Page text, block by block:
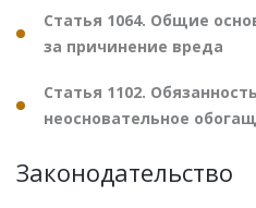
Статья 1064. Общие
за причинение вреда
Статья 1102.
неосновательное
Законодательство